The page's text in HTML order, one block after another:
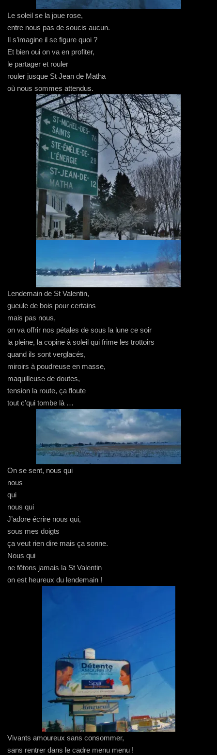
Le soleil se la joue rose,
entre nous pas de soucis aucun.
Il s’imagine il se figure quoi ?
Et bien oui on va en profiter,
le partager et rouler
rouler jusque St Jean de Matha
où nous sommes attendus.
Lendemain de St Valentin,
gueule de bois pour certains
mais pas nous,
on va offrir nos pétales de sous la lune ce soir
la pleine, la copine à soleil qui frime les trottoirs
quand ils sont verglacés,
miroirs à poudreuse en masse,
maquilleuse de doutes,
tension la route, ça floute
tout c’qui tombe là …
On se sent, nous qui
nous
qui
nous qui
J’adore écrire nous qui,
sous mes doigts
ça veut rien dire mais ça sonne.
Nous qui
ne fêtons jamais la St Valentin
on est heureux du lendemain !
Vivants amoureux sans consommer,
sans rentrer dans le cadre menu menu !